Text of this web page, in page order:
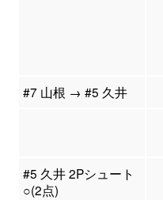
#7 山根 → #5 久井
#5 久井 2Pシュート
○(2点)